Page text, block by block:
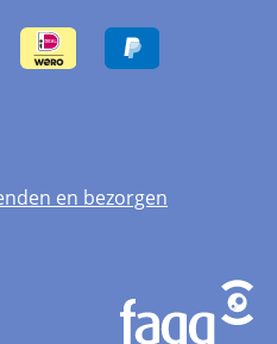
en bezorgen